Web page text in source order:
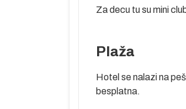
Za decu tu su mini
Plaža
Hotel se nalazi na
besplatna.